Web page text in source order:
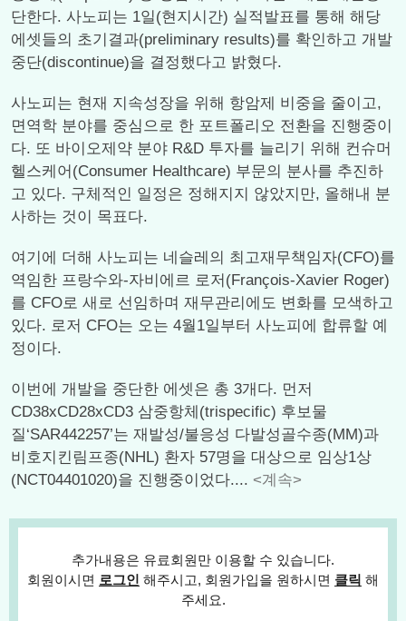
단한다. 사노피는 1일(현지시간) 실적발표를 통해 해당
에셋들의 초기결과(preliminary results)를 확인하고 개발
중단(discontinue)을 결정했다고 밝혔다.
사노피는 현재 지속성장을 위해 항암제 비중을 줄이고,
면역학 분야를 중심으로 한 포트폴리오 전환을 진행중이
다. 또 바이오제약 분야 R&D 투자를 늘리기 위해 컨슈머
헬스케어(Consumer Healthcare) 부문의 분사를 추진하
고 있다. 구체적인 일정은 정해지지 않았지만, 올해내 분
사하는 것이 목표다.
여기에 더해 사노피는 네슬레의 최고재무책임자(CFO)를
역임한 프랑수와-자비에르 로저(François-Xavier Roger)
를 CFO로 새로 선임하며 재무관리에도 변화를 모색하고
있다. 로저 CFO는 오는 4월1일부터 사노피에 합류할 예
정이다.
이번에 개발을 중단한 에셋은 총 3개다. 먼저
CD38xCD28xCD3 삼중항체(trispecific) 후보물
질‘SAR442257’는 재발성/불응성 다발성골수종(MM)과
비호지킨림프종(NHL) 환자 57명을 대상으로 임상1상
(NCT04401020)을 진행중이었다.... <계속>
추가내용은 유료회원만 이용할 수 있습니다.
회원이시면 로그인 해주시고, 회원가입을 원하시면 클릭 해
주세요.